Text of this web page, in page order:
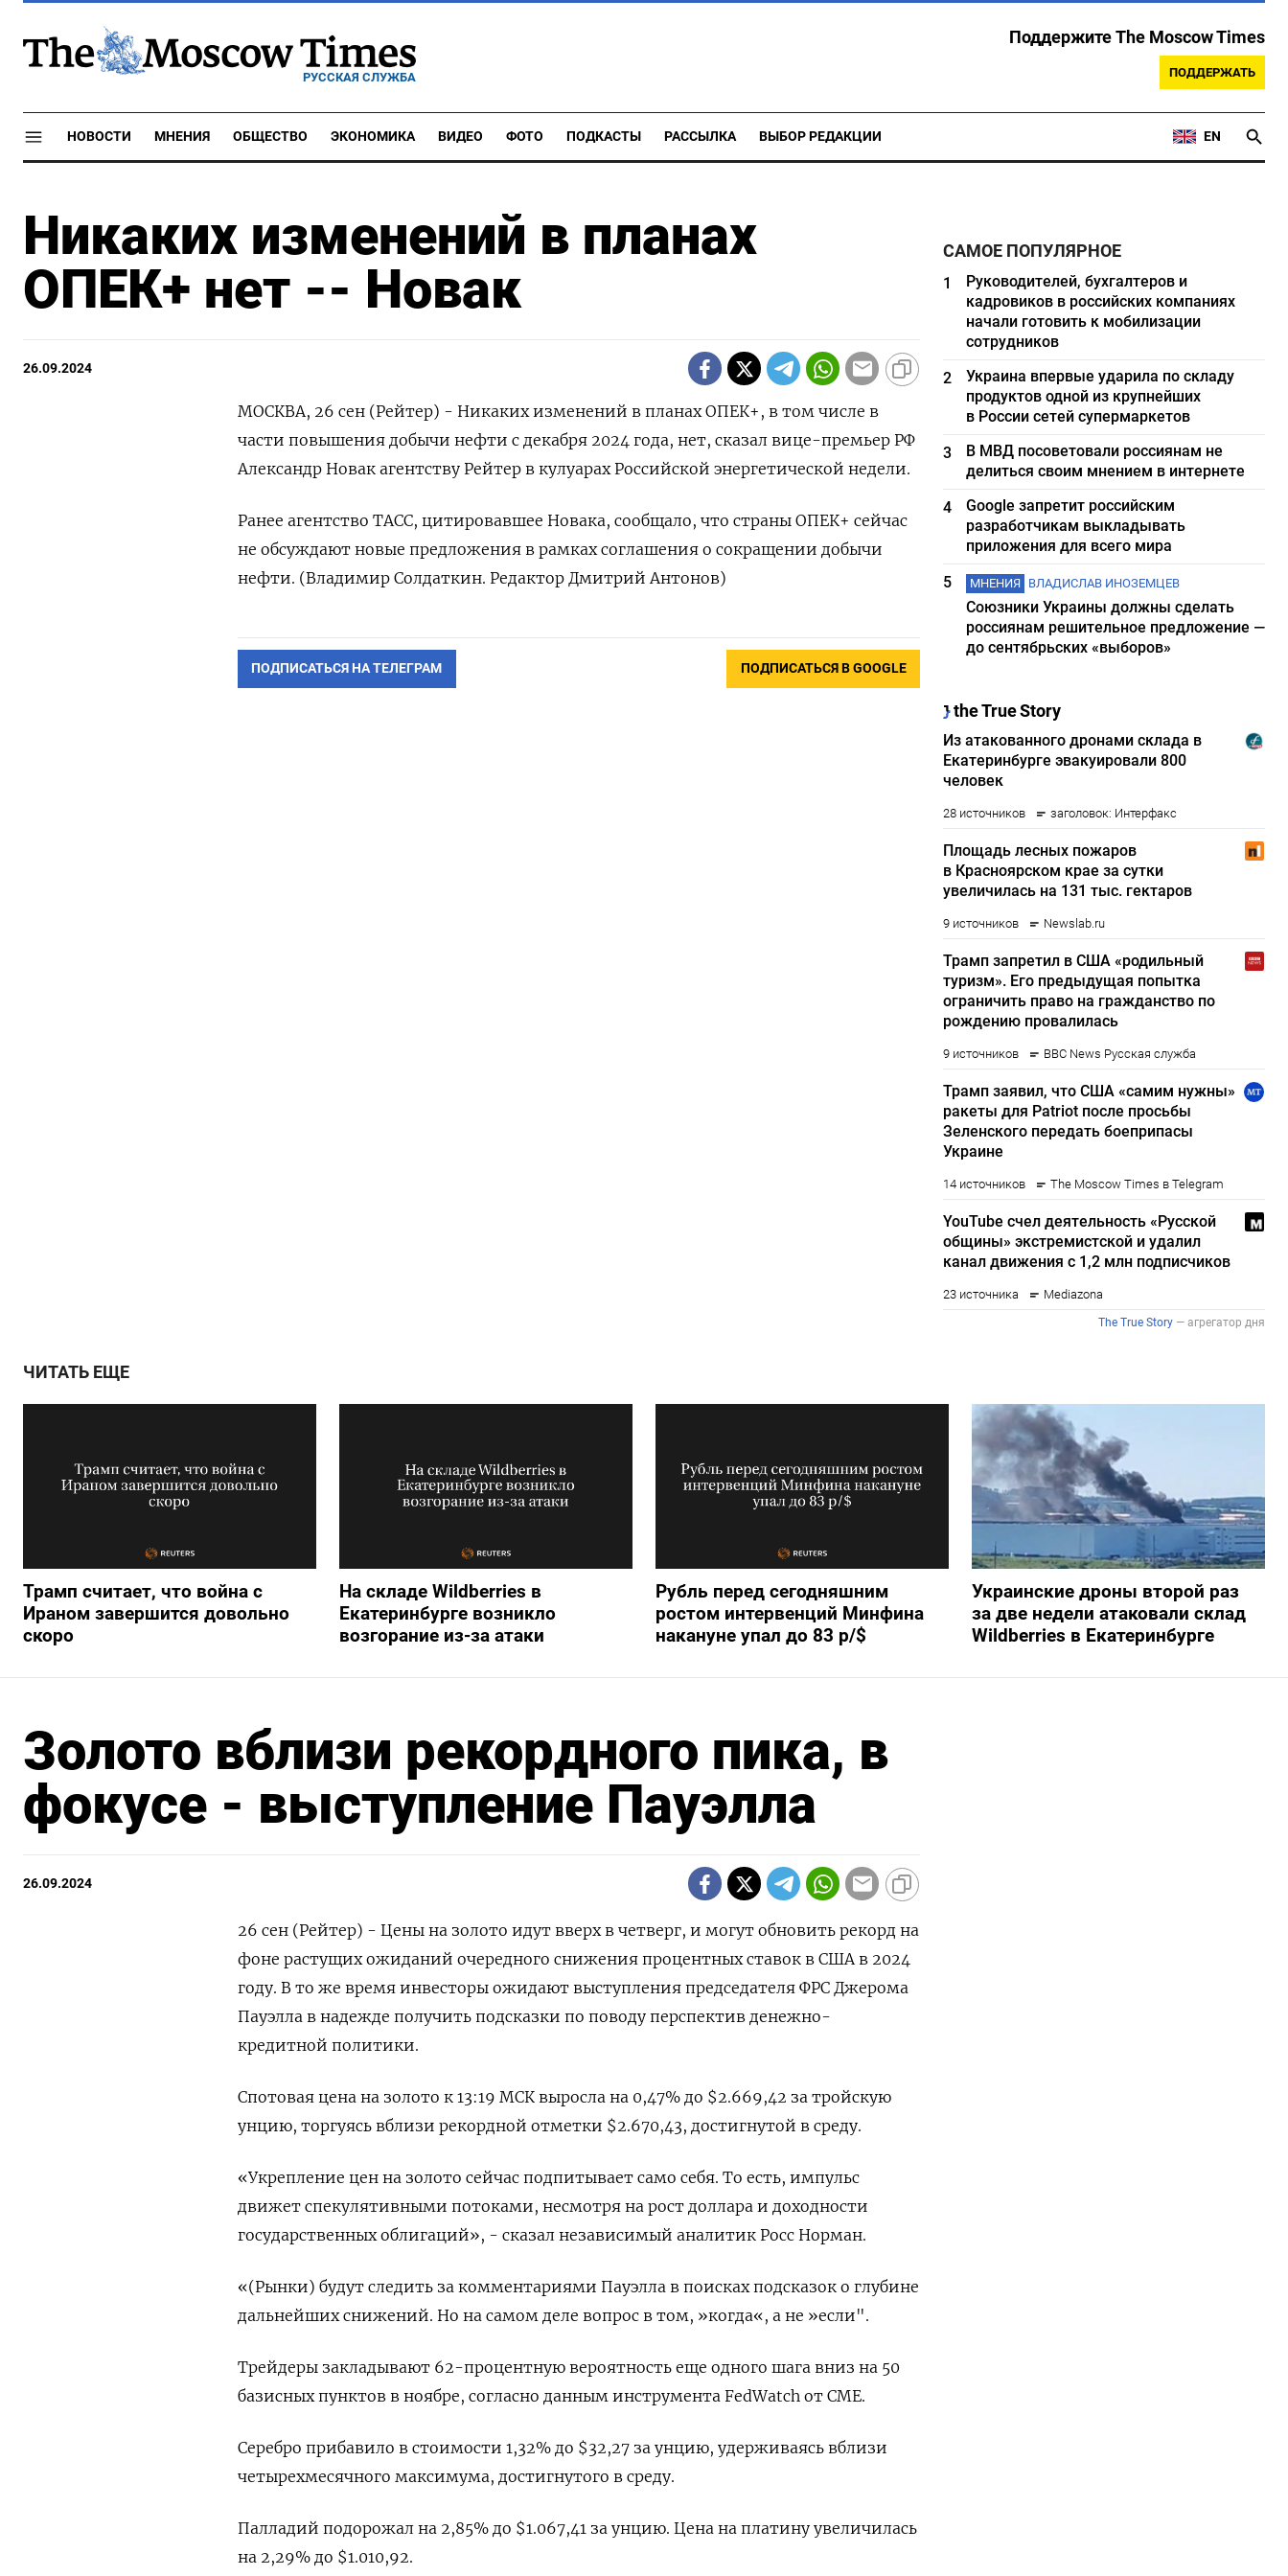
РУССКАЯ СЛУЖБА
Поддержите The Moscow Times
ПОДДЕРЖАТЬ
НОВОСТИ МНЕНИЯ ОБЩЕСТВО ЭКОНОМИКА ВИДЕО ФОТО ПОДКАСТЫ РАССЫЛКА ВЫБОР РЕДАКЦИИ EN
Никаких изменений в планах
ОПЕК+ нет -- Новак
26.09.2024
МОСКВА, 26 сен (Рейтер) - Никаких изменений в планах ОПЕК+, в том числе в
части повышения добычи нефти с декабря 2024 года, нет, сказал вице-премьер РФ
Александр Новак агентству Рейтер в кулуарах Российской энергетической недели.
Ранее агентство ТАСС, цитировавшее Новака, сообщало, что страны ОПЕК+ сейчас
не обсуждают новые предложения в рамках соглашения о сокращении добычи
нефти. (Владимир Солдаткин. Редактор Дмитрий Антонов)
ПОДПИСАТЬСЯ НА ТЕЛЕГРАМ ПОДПИСАТЬСЯ В GOOGLE
САМОЕ ПОПУЛЯРНОЕ
1
Руководителей, бухгалтеров и
кадровиков в российских компаниях
начали готовить к мобилизации
сотрудников
2
Украина впервые ударила по складу
продуктов одной из крупнейших
в России сетей супермаркетов
3
В МВД посоветовали россиянам не
делиться своим мнением в интернете
4
Google запретит российским
разработчикам выкладывать
приложения для всего мира
5
МНЕНИЯ ВЛАДИСЛАВ ИНОЗЕМЦЕВ
Союзники Украины должны сделать
россиянам решительное предложение —
до сентябрьских «выборов»
ЧИТАТЬ ЕЩЕ
Трамп считает, что война с
Ираном завершится довольно
скоро
На складе Wildberries в
Екатеринбурге возникло
возгорание из-за атаки
Рубль перед сегодняшним
ростом интервенций Минфина
накануне упал до 83 р/$
Украинские дроны второй раз
за две недели атаковали склад
Wildberries в Екатеринбурге
Золото вблизи рекордного пика, в
фокусе - выступление Пауэлла
26.09.2024
26 сен (Рейтер) - Цены на золото идут вверх в четверг, и могут обновить рекорд на
фоне растущих ожиданий очередного снижения процентных ставок в США в 2024
году. В то же время инвесторы ожидают выступления председателя ФРС Джерома
Пауэлла в надежде получить подсказки по поводу перспектив денежно-
кредитной политики.
Спотовая цена на золото к 13:19 МСК выросла на 0,47% до $2.669,42​ за тройскую
унцию, торгуясь вблизи рекордной отметки $2.670,43, достигнутой в среду.
«Укрепление цен на золото сейчас подпитывает само себя. То есть, импульс
движет спекулятивными потоками, несмотря на рост доллара и доходности
государственных облигаций», - сказал независимый аналитик Росс Норман.
«(Рынки) будут следить за комментариями Пауэлла в поисках подсказок о глубине
дальнейших снижений. Но на самом деле вопрос в том, »когда«, а не »если".
Трейдеры закладывают 62-процентную вероятность еще одного шага вниз на 50
базисных пунктов в ноябре, согласно данным инструмента FedWatch от CME.
Серебро прибавило в стоимости 1,32% до $32,27​ за унцию, удерживаясь вблизи
четырехмесячного максимума, достигнутого в среду.
Палладий подорожал на 2,85% до $1.067,41​​ за унцию. Цена на платину увеличилась
на 2,29% до $1.010,92.